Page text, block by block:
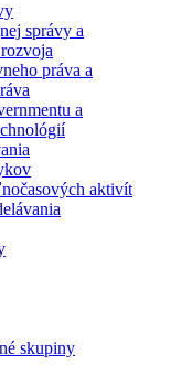
správy a
práva a
a
aktivít
skupiny